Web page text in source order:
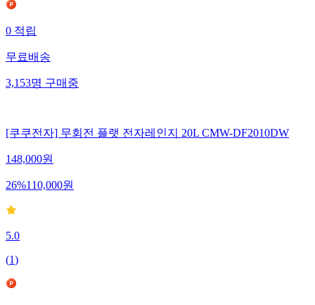
0 적립
무료배송
3,153명 구매중
[쿠쿠전자] 무회전 플랫 전자레인지 20L CMW-DF2010DW
148,000원
26%110,000원
5.0
(1)